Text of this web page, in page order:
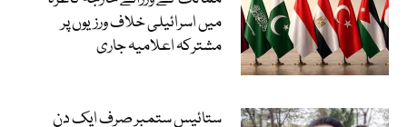
میں اسرائیلی خلاف ورزیوں پر
مشترکہ اعلامیہ جاری
ستائیس ستمبر صرف ایک دن